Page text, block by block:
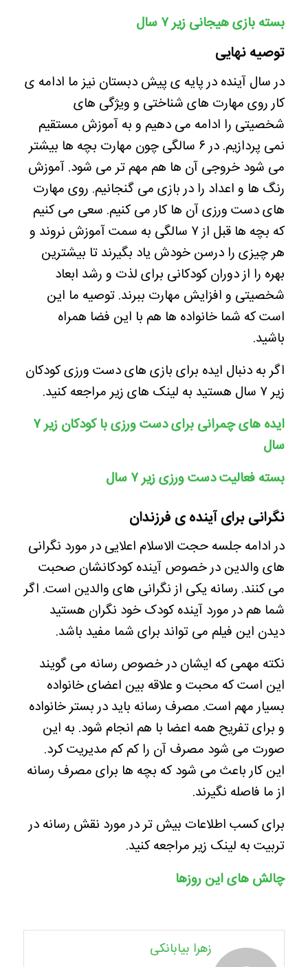
بسته بازی هیجانی زیر ۷ سال
توصیه نهایی
در سال آینده در پایه ی پیش دبستان نیز ما ادامه ی
کار روی مهارت های شناختی و ویژگی های
شخصیتی را ادامه می دهیم و به آموزش مستقیم
نمی پردازیم. در ۶ سالگی چون مهارت بچه ها بیشتر
می شود خروجی آن ها هم مهم تر می شود. آموزش
رنگ ها و اعداد را در بازی می گنجانیم. روی مهارت
های دست ورزی آن ها کار می کنیم. سعی می کنیم
که بچه ها قبل از ۷ سالگی به سمت آموزش نروند و
هر چیزی را درسن خودش یاد بگیرند تا بیشترین
بهره را از دوران کودکانی برای لذت و رشد ابعاد
شخصیتی و افزایش مهارت ببرند. توصیه ما این
است که شما خانواده ها هم با این فضا همراه
باشید.
اگر به دنبال ایده برای بازی های دست ورزی کودکان
زیر ۷ سال هستید به لینک های زیر مراجعه کنید.
ایده های چمرانی برای دست ورزی با کودکان زیر ۷
سال
بسته فعالیت دست ورزی زیر ۷ سال
نگرانی برای آینده ی فرزندان
در ادامه جلسه حجت الاسلام اعلایی در مورد نگرانی
های والدین در خصوص آینده کودکانشان صحبت
می کنند. رسانه یکی از نگرانی های والدین است. اگر
شما هم در مورد آینده کودک خود نگران هستید
دیدن این فیلم می تواند برای شما مفید باشد.
نکته مهمی که ایشان در خصوص رسانه می گویند
این است که محبت و علاقه بین اعضای خانواده
بسیار مهم است. مصرف رسانه باید در بستر خانواده
و برای تفریح همه اعضا با هم انجام شود. به این
صورت می شود مصرف آن را کم کم مدیریت کرد.
این کار باعث می شود که بچه ها برای مصرف رسانه
از ما فاصله نگیرند.
برای کسب اطلاعات بیش تر در مورد نقش رسانه در
تربیت به لینک زیر مراجعه کنید.
چالش های این روزها
زهرا بیابانکی